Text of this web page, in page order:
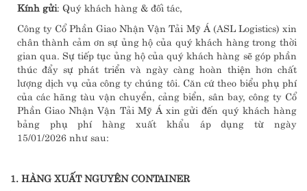
Kính gửi: Quý khách hàng & đối tác,
Công ty Cổ Phần Giao Nhận Vận Tải Mỹ Á (ASL Logistics) xin
chân thành cảm ơn sự ủng hộ của quý khách hàng trong thời
gian qua. Sự tiếp tục ủng hộ của quý khách hàng sẽ góp phần
thúc đẩy sự phát triển và ngày càng hoàn thiện hơn chất
lượng dịch vụ của công ty chúng tôi. Căn cứ theo biểu phụ phí
của các hãng tàu vận chuyển, cảng biển, sân bay, công ty Cổ
Phần Giao Nhận Vận Tải Mỹ Á xin gửi đến quý khách hàng
bảng phụ phí hàng xuất khẩu áp dụng từ ngày
15/01/2026 như sau:
1. HÀNG XUẤT NGUYÊN CONTAINER